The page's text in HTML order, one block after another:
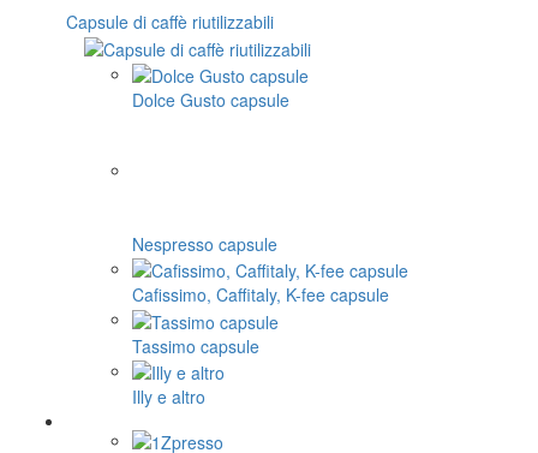
Capsule di caffè riutilizzabili
Dolce Gusto capsule
Nespresso capsule
Cafissimo, Caffitaly, K-fee capsule
Tassimo capsule
Illy e altro